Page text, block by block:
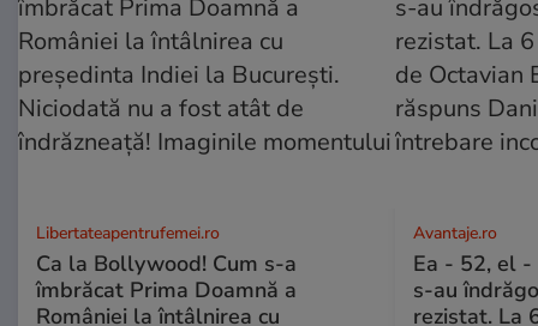
Libertateapentrufemei.ro
Ca la Bollywood! Cum s-a
îmbrăcat Prima Doamnă a
României la întâlnirea cu
Avantaje.ro
Ea - 52, el -
s-au
rezistat. La